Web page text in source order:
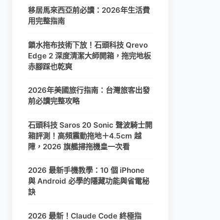
移居馬來西亞前必讀：2026年生活費
用完整指南
鎖水拖布技術下放！石頭科技 Qrevo
Edge 2 深度清潔大師開箱，拖完地板
赤腳踩也乾爽
2026年美國旅行指南：台灣旅客出發
前必讀完整攻略
石頭科技 Saros 20 Sonic 聲波騎士開
箱評測！高頻震動拖地＋4.5cm 越
障，2026 旗艦掃拖機皇一次看
2026 最新手機教學：10 個 iPhone
與 Android 必學的隱藏功能與省電秘
訣
2026 最新！Claude Code 終極指